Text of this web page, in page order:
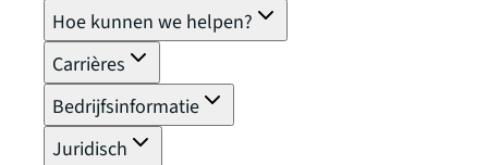
Hoe kunnen we helpen?
Carrières
Bedrijfsinformatie
Juridisch